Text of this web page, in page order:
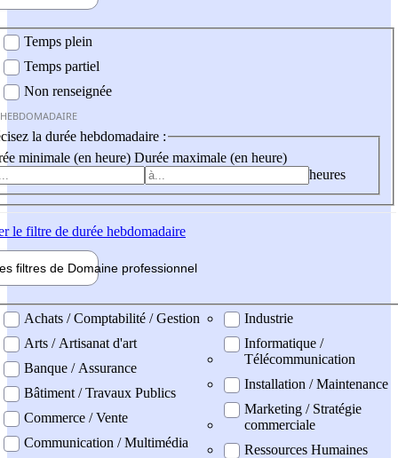
Temps plein
Temps partiel
Non renseignée
la durée hebdomadaire :
minimale (en heure) Durée maximale (en heure)
heures
le filtre de durée hebdomadaire
filtres de Domaine professionnel
professionel
Achats / Comptabilité / Gestion
Arts / Artisanat d'art
Banque / Assurance
Bâtiment / Travaux Publics
Commerce / Vente
Communication / Multimédia
Industrie
Informatique /
Télécommunication
Installation / Maintenance
Marketing / Stratégie
commerciale
Ressources Humaines